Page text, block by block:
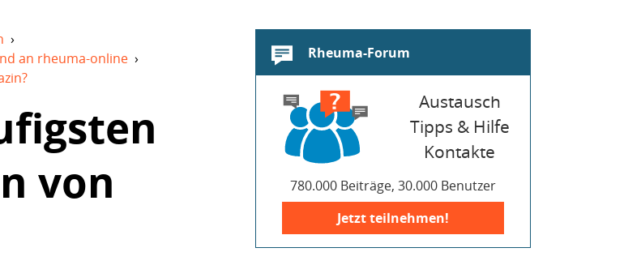
›
an rheuma-online ›
von
Rheuma-Forum
Austausch
Tipps & Hilfe
Kontakte
780.000 Beiträge, 30.000 Benutzer
Jetzt teilnehmen!